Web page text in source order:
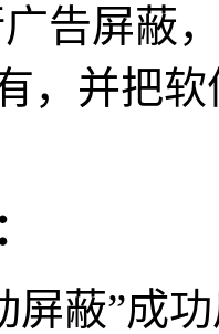
告屏蔽
，并把
蔽”成功